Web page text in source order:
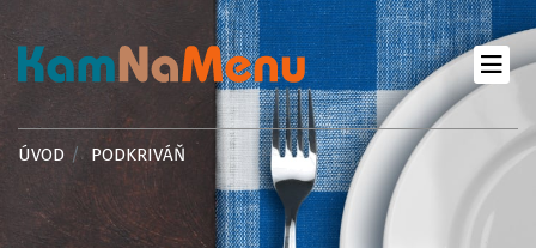
ÚVOD PODKRIVÁŇ